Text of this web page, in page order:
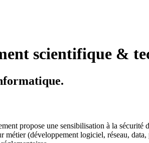
scientifique &
propose une sensibilisation à la
métier (développement logiciel, réseau,